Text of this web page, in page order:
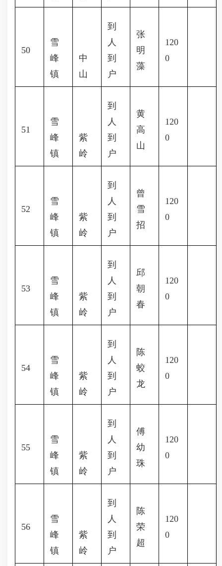
50
雪
峰
镇
中
山
到
人
到
户
张
明
藻
120
0
51
雪
峰
镇
紫
岭
到
人
到
户
黄
高
山
120
0
52
雪
峰
镇
紫
岭
到
人
到
户
曾
雪
招
120
0
53
雪
峰
镇
紫
岭
到
人
到
户
邱
朝
春
120
0
54
雪
峰
镇
紫
岭
到
人
到
户
陈
蛟
龙
120
0
55
雪
峰
镇
紫
岭
到
人
到
户
傅
幼
珠
120
0
56
雪
峰
镇
紫
岭
到
人
到
户
陈
荣
超
120
0